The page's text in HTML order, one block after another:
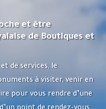
et être
de Boutiques et
de services, le
à visiter, venir en
pour vous rendre d’une